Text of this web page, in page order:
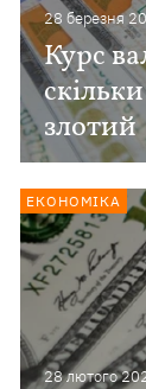
28 березня
Курс
злотий
28 лютого
ЕКОНОМІКА